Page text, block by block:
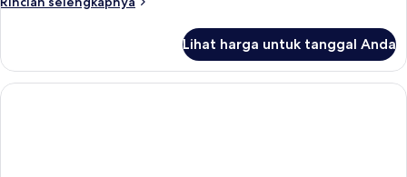
Kamar
Lihat harga untuk tanggal Anda